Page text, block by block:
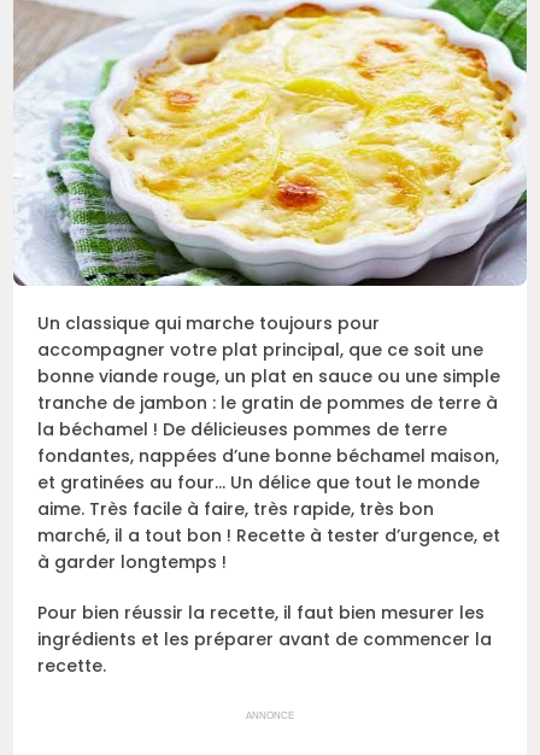
Un classique qui marche toujours pour
accompagner votre plat principal, que ce soit une
bonne viande rouge, un plat en sauce ou une simple
tranche de jambon : le gratin de pommes de terre à
la béchamel ! De délicieuses pommes de terre
fondantes, nappées d’une bonne béchamel maison,
et gratinées au four… Un délice que tout le monde
aime. Très facile à faire, très rapide, très bon
marché, il a tout bon ! Recette à tester d’urgence, et
à garder longtemps !
Pour bien réussir la recette, il faut bien mesurer les
ingrédients et les préparer avant de commencer la
recette.
ANNONCE